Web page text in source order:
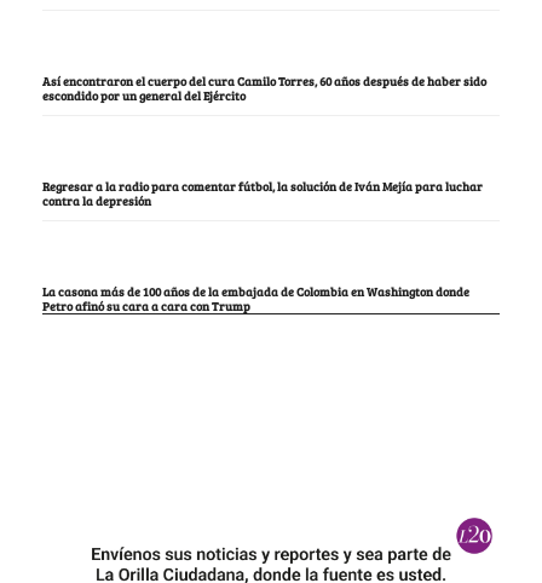
Así encontraron el cuerpo del cura Camilo Torres, 60 años después de haber sido
escondido por un general del Ejército
Regresar a la radio para comentar fútbol, la solución de Iván Mejía para luchar
contra la depresión
La casona más de 100 años de la embajada de Colombia en Washington donde
Petro afinó su cara a cara con Trump